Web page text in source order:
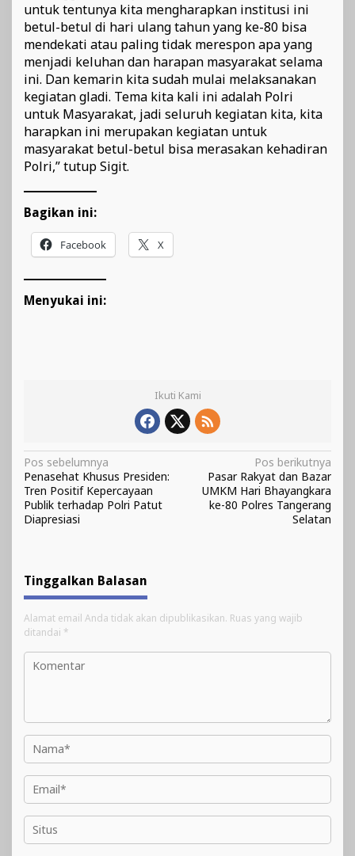
untuk tentunya kita mengharapkan institusi ini
betul-betul di hari ulang tahun yang ke-80 bisa
mendekati atau paling tidak merespon apa yang
menjadi keluhan dan harapan masyarakat selama
ini. Dan kemarin kita sudah mulai melaksanakan
kegiatan gladi. Tema kita kali ini adalah Polri
untuk Masyarakat, jadi seluruh kegiatan kita, kita
harapkan ini merupakan kegiatan untuk
masyarakat betul-betul bisa merasakan kehadiran
Polri,” tutup Sigit.
Bagikan ini:
Facebook X
Menyukai ini:
Ikuti Kami
Navigasi
pos
Pos sebelumnya
Penasehat Khusus Presiden:
Tren Positif Kepercayaan
Publik terhadap Polri Patut
Diapresiasi
Pos berikutnya
Pasar Rakyat dan Bazar
UMKM Hari Bhayangkara
ke-80 Polres Tangerang
Selatan
Tinggalkan Balasan
Alamat email Anda tidak akan dipublikasikan. Ruas yang wajib
ditandai *